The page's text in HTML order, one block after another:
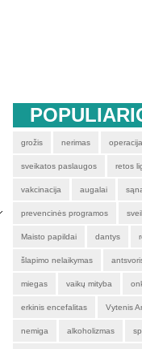
grožis nerimas operacija
sveikatos paslaugos retos
vakcinacija augalai
prevencinės programos
Maisto papildai dantys
šlapimo nelaikymas
miegas vaikų mityba
erkinis encefalitas Vytenis
nemiga alkoholizmas